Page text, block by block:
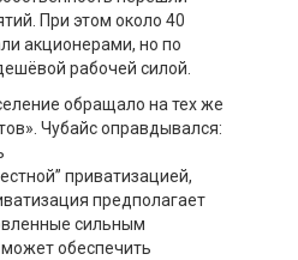
. При этом около 40
акционерами, но по
ёвой рабочей силой.
обращало на тех же
Чубайс оправдывался:
” приватизацией,
предполагает
сильным
обеспечить